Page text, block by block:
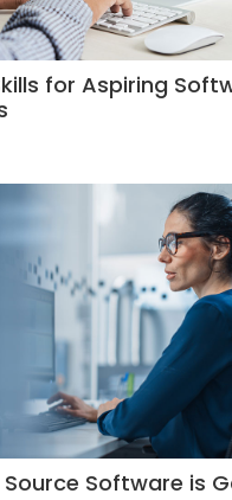
for Aspiring
Software is